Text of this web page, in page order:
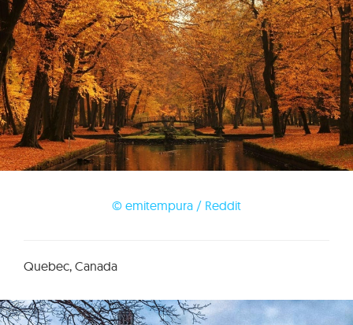
© emitempura / Reddit
Quebec, Canada